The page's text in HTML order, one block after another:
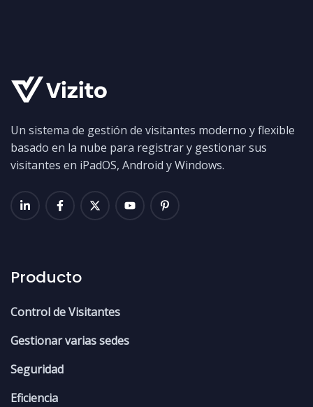
Un sistema de gestión de visitantes moderno y flexible
basado en la nube para registrar y gestionar sus
visitantes en iPadOS, Android y Windows.
Producto
Control de Visitantes
Gestionar varias sedes
Seguridad
Eficiencia